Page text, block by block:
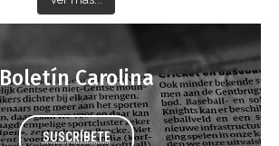
Carolina
SUSCRÍBETE